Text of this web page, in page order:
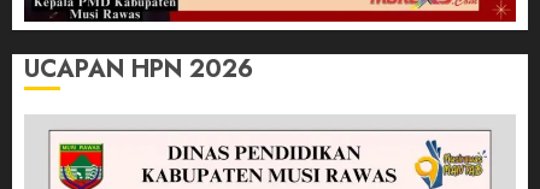
UCAPAN HPN 2026